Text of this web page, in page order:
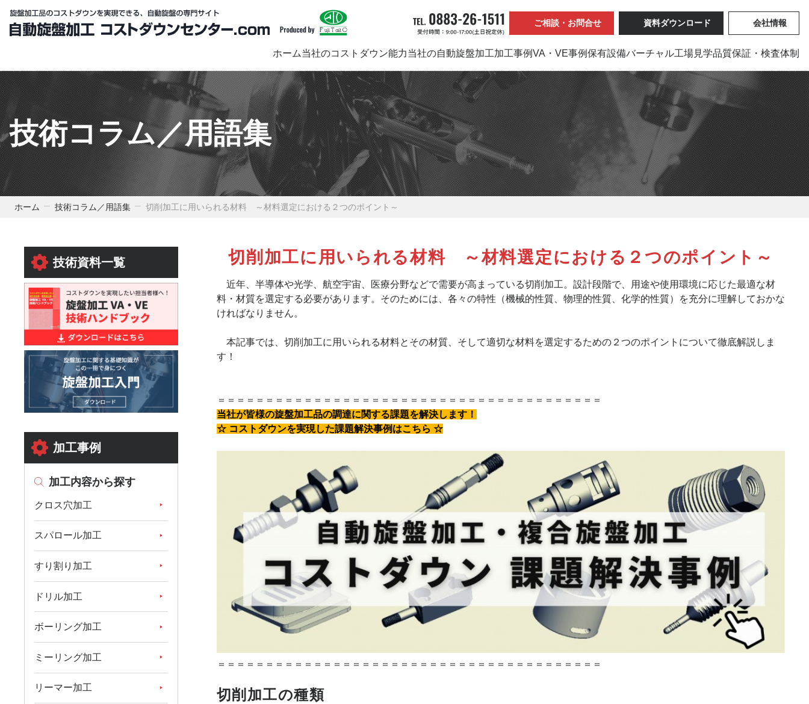
ご相談・お問合せ 資料ダウンロード 会社情報
ホーム当社のコストダウン能力当社の自動旋盤加工加工事例VA・VE事例保有設備バーチャル工場見学品質保証・検査体制
技術コラム／用語集
ホーム 技術コラム／用語集 切削加工に用いられる材料 ～材料選定における２つのポイント～
技術資料一覧
加工事例
加工内容から探す
クロス穴加工
スパロール加工
すり割り加工
ドリル加工
ボーリング加工
ミーリング加工
リーマー加工
切削加工に用いられる材料 ～材料選定における２つのポイント～
近年、半導体や光学、航空宇宙、医療分野などで需要が高まっている切削加工。設計段階で、用途や使用環境に応じた最適な材
料・材質を選定する必要があります。そのためには、各々の特性（機械的性質、物理的性質、化学的性質）を充分に理解しておかな
ければなりません。
本記事では、切削加工に用いられる材料とその材質、そして適切な材料を選定するための２つのポイントについて徹底解説しま
す！
＝＝＝＝＝＝＝＝＝＝＝＝＝＝＝＝＝＝＝＝＝＝＝＝＝＝＝＝＝＝＝＝＝＝＝＝＝＝＝＝
当社が皆様の旋盤加工品の調達に関する課題を解決します！
☆ コストダウンを実現した課題解決事例はこちら ☆
＝＝＝＝＝＝＝＝＝＝＝＝＝＝＝＝＝＝＝＝＝＝＝＝＝＝＝＝＝＝＝＝＝＝＝＝＝＝＝＝
切削加工の種類